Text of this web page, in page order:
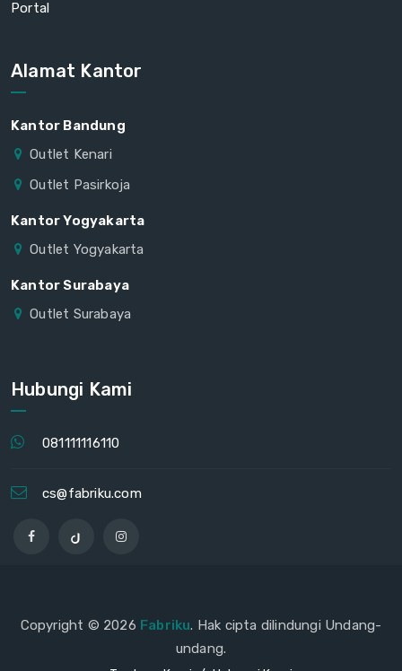
Portal
Alamat Kantor
Kantor Bandung
Outlet Kenari
Outlet Pasirkoja
Kantor Yogyakarta
Outlet Yogyakarta
Kantor Surabaya
Outlet Surabaya
Hubungi Kami
081111116110
cs@fabriku.com
Copyright © 2026 Fabriku. Hak cipta dilindungi Undang-
undang.